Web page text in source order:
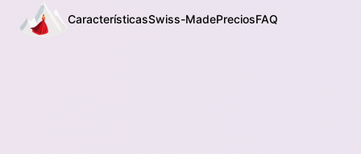
CaracterísticasSwiss-MadePreciosFAQ